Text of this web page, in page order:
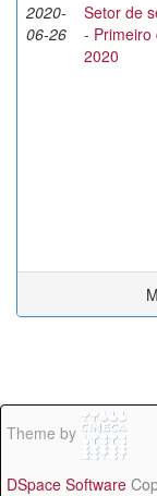
2020-
06-26
Setor de
- Primeiro
2020
Theme by
DSpace Software